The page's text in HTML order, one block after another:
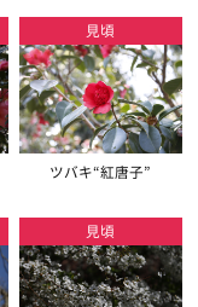
見頃
ツバキ“紅唐子”
見頃